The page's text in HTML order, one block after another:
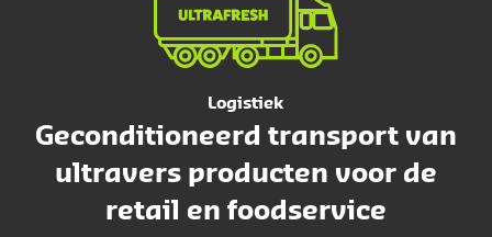
Logistiek
Geconditioneerd transport van
ultravers producten voor de
retail en foodservice